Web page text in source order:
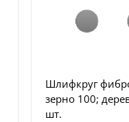
Набор
Шлифкруг
зерно 100;
шт.